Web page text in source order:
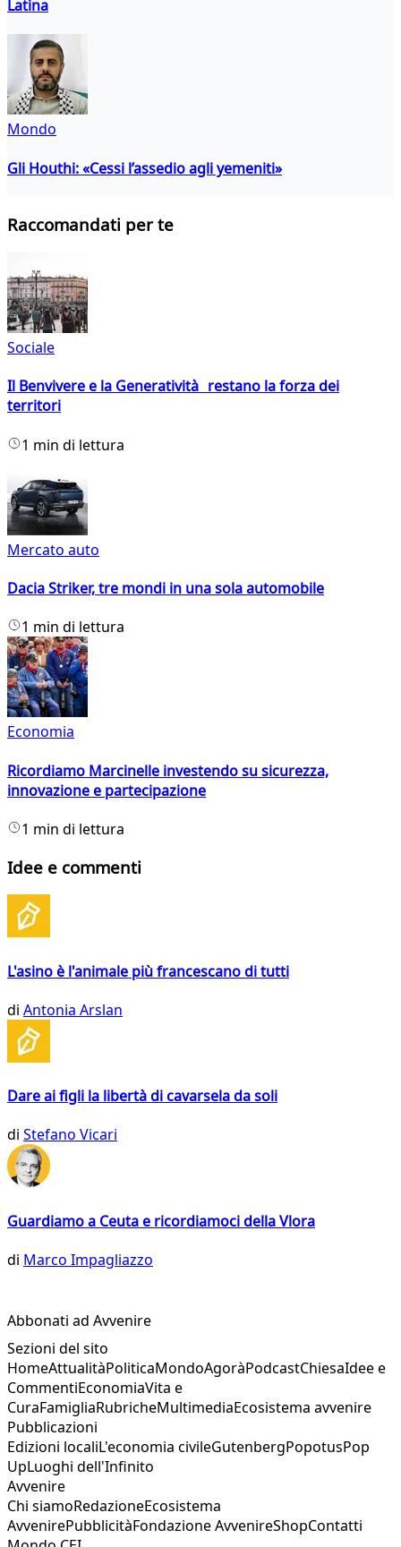
Latina
Mondo
Gli Houthi: «Cessi l’assedio agli yemeniti»
Raccomandati per te
Sociale
Il Benvivere e la Generatività restano la forza dei
territori
1 min di lettura
Mercato auto
Dacia Striker, tre mondi in una sola automobile
1 min di lettura
Economia
Ricordiamo Marcinelle investendo su sicurezza,
innovazione e partecipazione
1 min di lettura
Idee e commenti
L'asino è l'animale più francescano di tutti
di Antonia Arslan
Dare ai figli la libertà di cavarsela da soli
di Stefano Vicari
Guardiamo a Ceuta e ricordiamoci della Vlora
di Marco Impagliazzo
Abbonati ad Avvenire
Sezioni del sito
HomeAttualitàPoliticaMondoAgoràPodcastChiesaIdee e
CommentiEconomiaVita e
CuraFamigliaRubricheMultimediaEcosistema avvenire
Pubblicazioni
Edizioni localiL'economia civileGutenbergPopotusPop
UpLuoghi dell'Infinito
Avvenire
Chi siamoRedazioneEcosistema
AvvenirePubblicitàFondazione AvvenireShopContatti